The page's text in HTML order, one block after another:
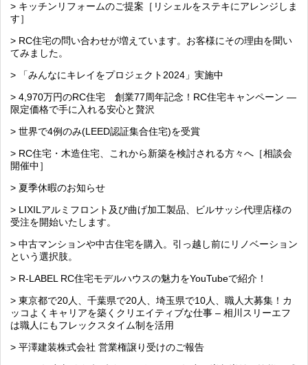
> キッチンリフォームのご提案［リシェルをステキにアレンジしま
す］
> RC住宅の問い合わせが増えています。お客様にその理由を聞い
てみました。
> 「みんなにキレイをプロジェクト2024」実施中
> 4,970万円のRC住宅 創業77周年記念！RC住宅キャンペーン ―
限定価格で手に入れる安心と贅沢
> 世界で4例のみ(LEED認証集合住宅)を受賞
> RC住宅・木造住宅、これから新築を検討される方々へ［相談会
開催中］
> 夏季休暇のお知らせ
> LIXILアルミフロント及び曲げ加工製品、ビルサッシ代理店様の
受注を開始いたします。
> 中古マンションや中古住宅を購入。引っ越し前にリノベーション
という選択肢。
> R-LABEL RC住宅モデルハウスの魅力をYouTubeで紹介！
> 東京都で20人、千葉県で20人、埼玉県で10人、職人大募集！カ
ッコよくキャリアを築くクリエイティブな仕事 – 相川スリーエフ
は職人にもフレックスタイム制を活用
> 平澤建装株式会社 営業権譲り受けのご報告